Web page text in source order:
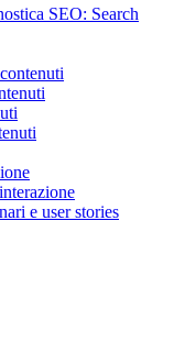
SEO: Search
e user stories